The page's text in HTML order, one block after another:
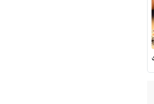
মিশর কোচ কেন 'এক্স' চিহ্ন দেখালেন? এর অর্থ